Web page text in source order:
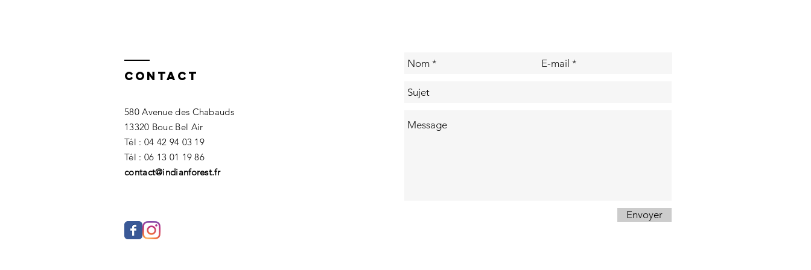
Contact
580 Avenue des Chabauds
13320 Bouc Bel Air
Tél : 04 42 94 03 19
Tél : 06 13 01 19 86​
contact@indianforest.fr
Envoyer